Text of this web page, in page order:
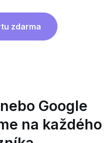
zdarma
Google
na každého